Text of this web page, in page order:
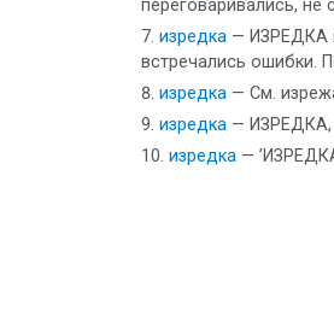
переговаривались,
изредка — ИЗРЕДКА
встречались ошибки.
изредка — См.
изредка — ИЗРЕДКА,
изредка —